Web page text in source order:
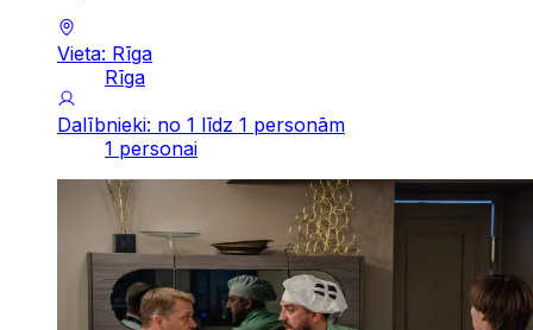
Vieta: Rīga
Rīga
Dalībnieki: no 1 līdz 1 personām
1 personai